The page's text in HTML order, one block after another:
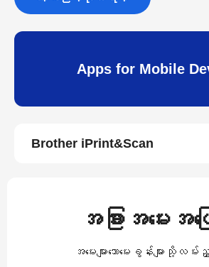
Apps for Mobile
Brother iPrint&Scan
အခြားအမေးအဖြေ
အမေးများသောမေးခွန်းများသို့လ